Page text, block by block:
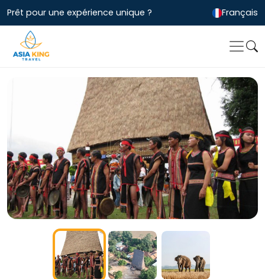
Prêt pour une expérience unique ? Français